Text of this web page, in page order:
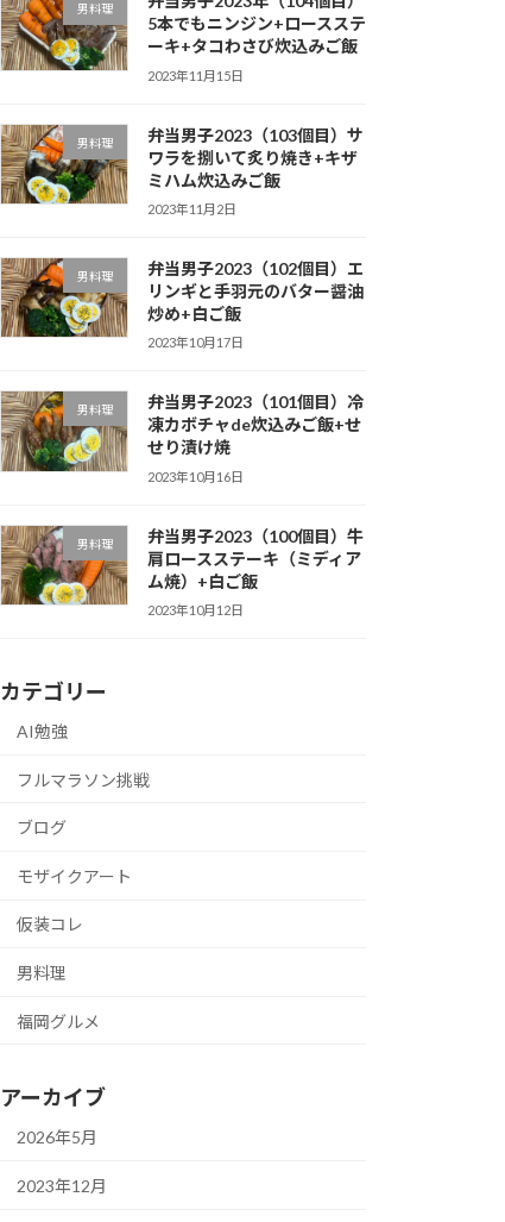
男料理
5本でもニンジン+ロースステ
ーキ+タコわさび炊込みご飯
2023年11月15日
男料理
弁当男子2023（103個目）サ
ワラを捌いて炙り焼き+キザ
ミハム炊込みご飯
2023年11月2日
男料理
弁当男子2023（102個目）エ
リンギと手羽元のバター醤油
炒め+白ご飯
2023年10月17日
男料理
弁当男子2023（101個目）冷
凍カボチャde炊込みご飯+せ
せり漬け焼
2023年10月16日
男料理
弁当男子2023（100個目）牛
肩ロースステーキ（ミディア
ム焼）+白ご飯
2023年10月12日
カテゴリー
AI勉強
フルマラソン挑戦
ブログ
モザイクアート
仮装コレ
男料理
福岡グルメ
アーカイブ
2026年5月
2023年12月